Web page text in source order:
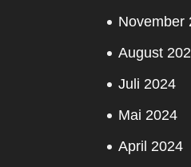
November
August
Juli 2024
Mai 2024
April 2024